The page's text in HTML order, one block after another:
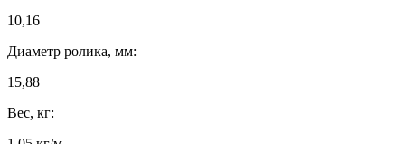
10,16
Диаметр ролика, мм:
15,88
Вес, кг: